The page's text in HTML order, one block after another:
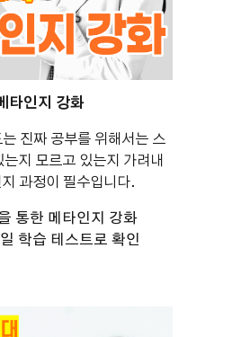
타인지 강화
진짜 공부를 위해서는 스
지 모르고 있는지 가려내
과정이 필수입니다.
통한 메타인지 강화
학습 테스트로 확인